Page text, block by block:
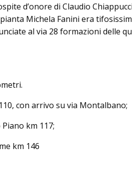
d’onore di Claudio
Michela Fanini era
al via 28 formazioni delle
con arrivo su via Montalbano;
km 117;
km 146